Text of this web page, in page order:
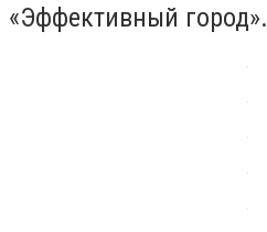
«Эффективный город».